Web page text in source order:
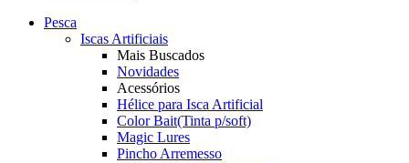
Pesca
Iscas Artificiais
Mais Buscados
Novidades
Acessórios
Hélice para Isca Artificial
Color Bait(Tinta p/soft)
Magic Lures
Pincho Arremesso